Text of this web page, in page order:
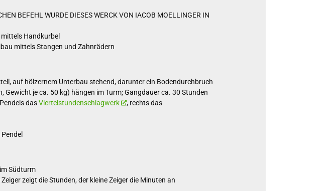
BEFEHL WURDE DIESES WERCK VON IACOB MOELLINGER IN
Handkurbel
mittels Stangen und Zahnrädern
auf hölzernem Unterbau stehend, darunter ein Bodendurchbruch
je ca. 50 kg) hängen im Turm; Gangdauer ca. 30 Stunden
dasViertelstundenschlagwerk
, rechts das
Südturm
zeigt die Stunden, der kleine Zeiger die Minuten an